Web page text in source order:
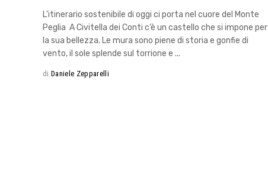
L'itinerario sostenibile di oggi ci porta nel cuore del Monte
Peglia A Civitella dei Conti c’è un castello che si impone per
la sua bellezza. Le mura sono piene di storia e gonfie di
vento, il sole splende sul torrione e
di Daniele Zepparelli